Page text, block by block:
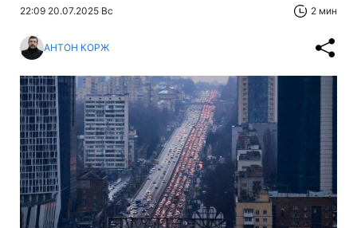
22:09 20.07.2025 Вс 2 мин
АНТОН КОРЖ